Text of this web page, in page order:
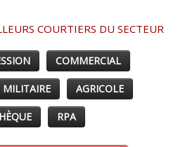
COMMERCIAL
MILITAIRE AGRICOLE
RPA